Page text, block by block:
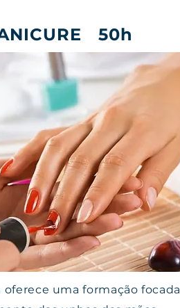
50h
oferece uma formação focada